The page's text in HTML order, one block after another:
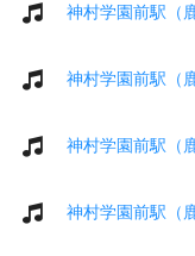
神村学園前駅（
神村学園前駅（
神村学園前駅（
神村学園前駅（